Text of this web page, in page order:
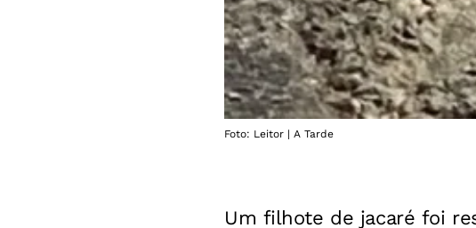
Foto: Leitor | A Tarde
Um filhote de jacaré foi